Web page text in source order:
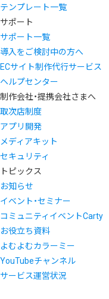
テンプレート一覧
サポート
サポート一覧
導入をご検討中の方へ
ECサイト制作代行サービス
ヘルプセンター
制作会社・提携会社さまへ
取次店制度
アプリ開発
メディアキット
セキュリティ
トピックス
お知らせ
イベント・セミナー
コミュニティイベントCarty
お役立ち資料
よむよむカラーミー
YouTubeチャンネル
サービス運営状況